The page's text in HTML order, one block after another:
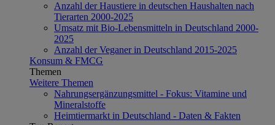
Anzahl der Haustiere in deutschen Haushalten nach
Tierarten 2000-2025
Umsatz mit Bio-Lebensmitteln in Deutschland 2000-
2025
Anzahl der Veganer in Deutschland 2015-2025
Konsum & FMCG
Themen
Weitere Themen
Nahrungsergänzungsmittel - Fokus: Vitamine und
Mineralstoffe
Heimtiermarkt in Deutschland - Daten & Fakten